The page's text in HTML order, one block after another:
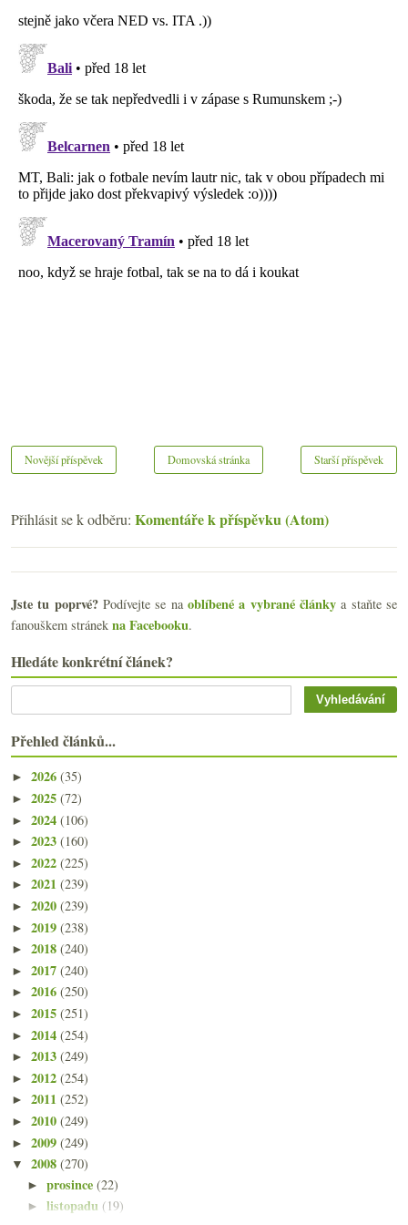
Novější příspěvek Starší příspěvek
Domovská stránka
Přihlásit se k odběru: Komentáře k příspěvku (Atom)
Jste tu poprvé?Podívejte se naoblíbené a vybrané články a staňte se
fanouškem stránek na Facebooku.
Hledáte konkrétní článek?
Přehled článků...
► 2026 (35)
► 2025 (72)
► 2024 (106)
► 2023 (160)
► 2022 (225)
► 2021 (239)
► 2020 (239)
► 2019 (238)
► 2018 (240)
► 2017 (240)
► 2016 (250)
► 2015 (251)
► 2014 (254)
► 2013 (249)
► 2012 (254)
► 2011 (252)
► 2010 (249)
► 2009 (249)
▼ 2008 (270)
►prosince(22)
►listopadu (19)